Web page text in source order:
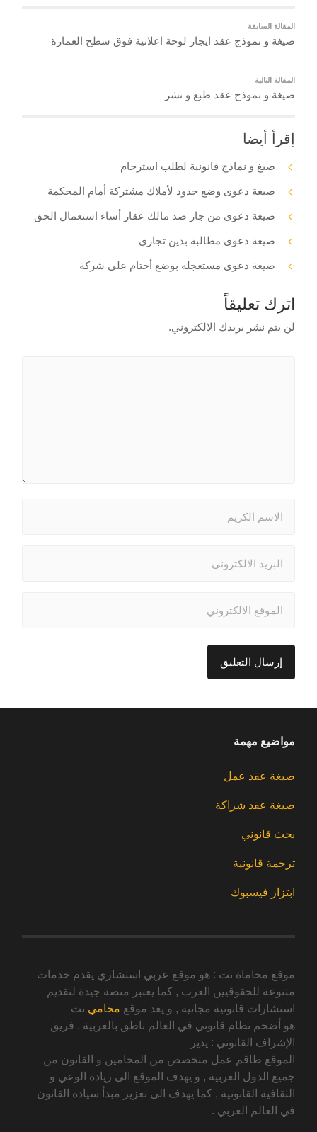
المقالة السابقة
صيغة و نموذج عقد ايجار لوحة اعلانية فوق سطح العمارة
المقالة التالية
صيغة و نموذج عقد طبع و نشر
إقرأ أيضا
صيغ و نماذج قانونية لطلب استرحام
صيغة دعوى وضع حدود لأملاك مشتركة أمام المحكمة
صيغة دعوى من جار ضد مالك عقار أساء استعمال الحق
صيغة دعوى مطالبة بدين تجاري
صيغة دعوى مستعجلة بوضع أختام على شركة
اترك تعليقاً
لن يتم نشر بريدك الالكتروني.
مواضيع مهمة
صيغة عقد عمل
صيغة عقد شراكة
بحث قانوني
ترجمة قانونية
ابتزاز فيسبوك
موقع محاماة نت : هو موقع عربي استشاري يقدم خدمات
متنوعة للحقوقيين العرب , كما يعتبر منصة جيدة لتقديم
استشارات قانونية مجانية , و يعد موقع محامي نت
هو أضخم نظام قانوني في العالم ناطق بالعربية . فريق
الإشراف القانوني : يدير
الموقع طاقم عمل متخصص من المحامين و القانون من
جميع الدول العربية , و يهدف الموقع الى زيادة الوعي و
الثقافية القانونية , كما يهدف الى تعزيز مبدأ سيادة القانون
في العالم العربي .